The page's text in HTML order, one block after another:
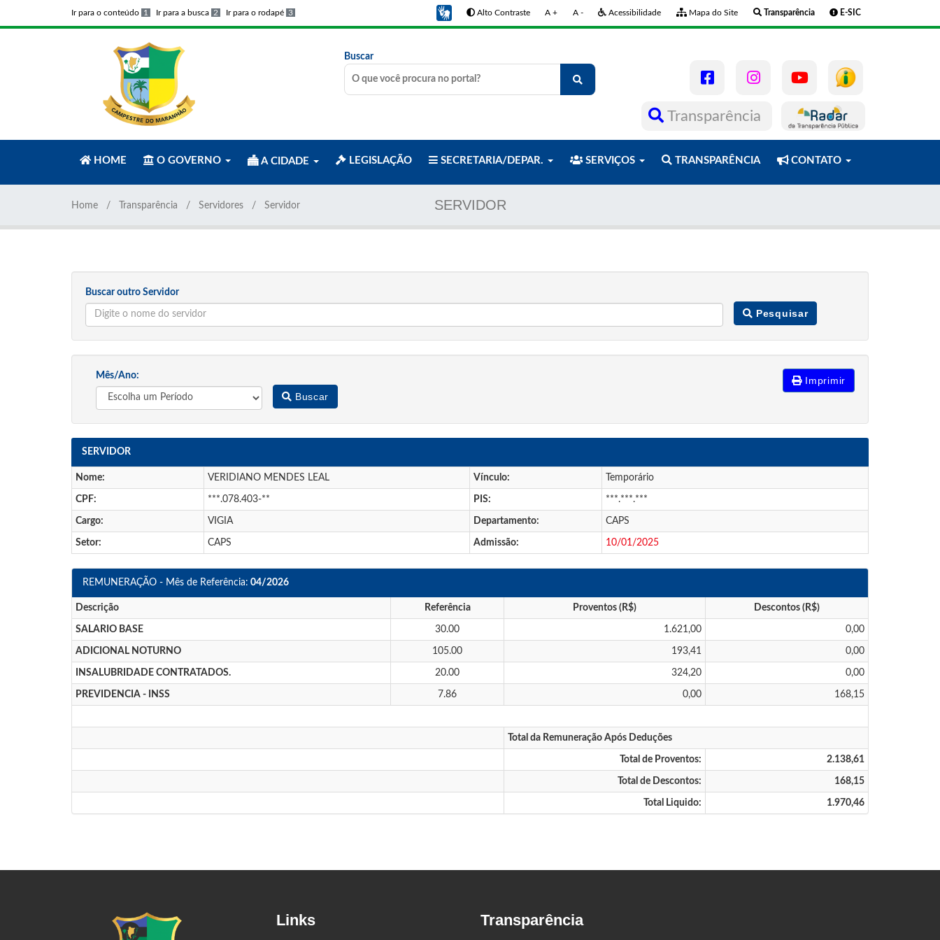
Ir para o conteúdo 1 Ir para a busca 2 Ir para o rodapé 3 Alto Contraste A + A - Acessibilidade Mapa do Site Transparência E-SIC
Buscar
Transparência
HOME O GOVERNO A CIDADE LEGISLAÇÃO SECRETARIA/DEPAR. SERVIÇOS TRANSPARÊNCIA CONTATO
SERVIDOR
Home Transparência Servidores Servidor
Buscar outro Servidor
Pesquisar
Mês/Ano:
Buscar
Imprimir
SERVIDOR
Nome: VERIDIANO MENDES LEAL Vínculo: Temporário
CPF: ***.078.403-** PIS: ***.***.***
Cargo: VIGIA Departamento: CAPS
Setor: CAPS Admissão: 10/01/2025
REMUNERAÇÃO - Mês de Referência: 04/2026
Descrição Referência Proventos (R$) Descontos (R$)
SALARIO BASE 30.00 1.621,00 0,00
ADICIONAL NOTURNO 105.00 193,41 0,00
INSALUBRIDADE CONTRATADOS. 20.00 324,20 0,00
PREVIDENCIA - INSS 7.86 0,00 168,15
Total da Remuneração Após Deduções
Total de Proventos: 2.138,61
Total de Descontos: 168,15
Total Liquido: 1.970,46
Links Transparência